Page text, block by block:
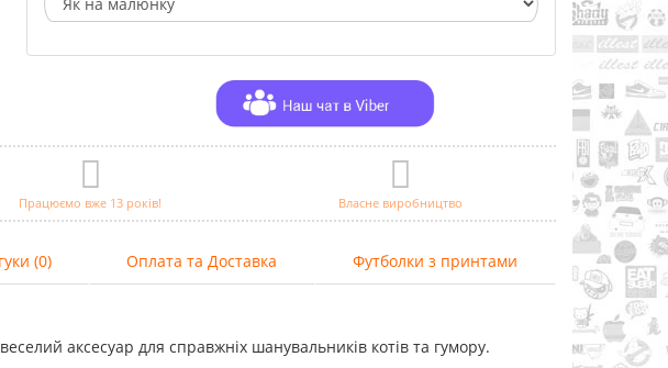
Працюємо вже 13 років! Власне виробництво
(0) Оплата та Доставка Футболки з принтами
аксесуар для справжніх шанувальників котів та гумору.